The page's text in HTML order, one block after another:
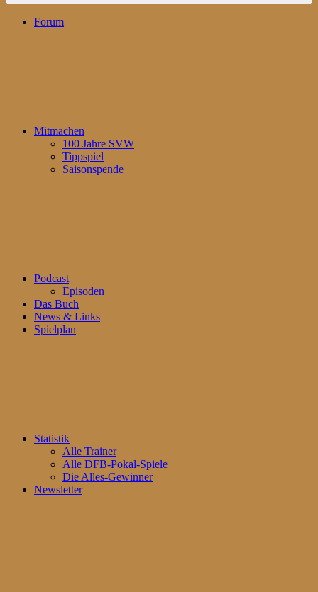
Forum
Mitmachen
100 Jahre SVW
Tippspiel
Saisonspende
Podcast
Episoden
Das Buch
News & Links
Spielplan
Statistik
Alle Trainer
Alle DFB-Pokal-Spiele
Die Alles-Gewinner
Newsletter